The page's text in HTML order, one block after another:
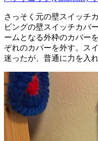
さっそく元の壁スイッチ
ビングの壁スイッチカバ
ームとなる外枠のカバー
ぞれのカバーを外す。ス
迷ったが、普通に力を入